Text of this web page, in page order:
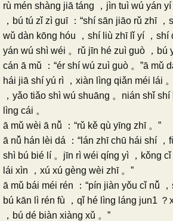
rù mén shàng jiā táng ，jìn tuì wú yán
，bú tú zǐ zì guī ：“shí sān jiāo rǔ zhī
wǔ dàn kōng hóu ，shí liù zhī lǐ yí ，shí
yán wú shì wéi 。rǔ jīn hé zuì guò ，bú
cán ā mǔ ：“ér shí wú zuì guò 。”ā mǔ
hái jiā shí yú rì ，xiàn lìng qiǎn méi lái
，yǎo tiǎo shì wú shuāng 。nián shǐ
lìng cái 。
ā mǔ wèi ā nǚ ：“rǔ kě qù yīng zhī 。”
ā nǚ hán lèi dá ：“lán zhī chū hái shí
shì bú bié lí 。jīn rì wéi qíng yì ，kǒng
lái xìn ，xú xú gèng wèi zhī 。”
ā mǔ bái méi rén ：“pín jiàn yǒu cǐ nǚ
bú kān lì rén fù ，qǐ hé lìng láng jun1
，bú dé biàn xiàng xǔ 。”